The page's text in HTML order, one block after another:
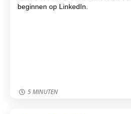
beginnen op LinkedIn.
5 MINUTEN